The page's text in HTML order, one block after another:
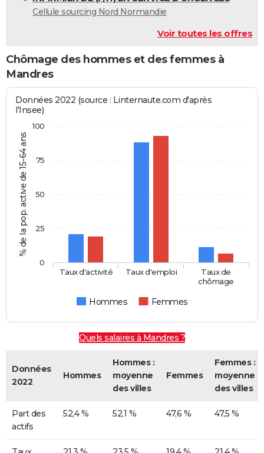
Cellule sourcing Nord Normandie
Voir toutes les offres
Chômage des hommes et des femmes à
Mandres
% de la pop. active de 15-64 ans
Données 2022 (source : Linternaute.com d'après
l'Insee)
Hommes Femmes
Taux d'activité Taux d'emploi
Taux de
chômage
0
25
50
75
100
Quels salaires à Mandres ?
Données
2022
Hommes
Hommes :
moyenne
des villes
Femmes
Femmes :
moyenne
des villes
Part des
actifs
52,4 % 52,1 % 47,6 % 47,5 %